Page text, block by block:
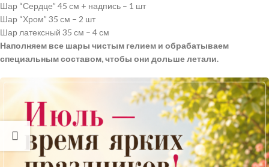
Шар “Сердце” 45 см + надпись – 1 шт
Шар “Хром” 35 см – 2 шт
Шар латексный 35 см – 4 см
Наполняем все шары чистым гелием и обрабатываем
специальным составом, чтобы они дольше летали.